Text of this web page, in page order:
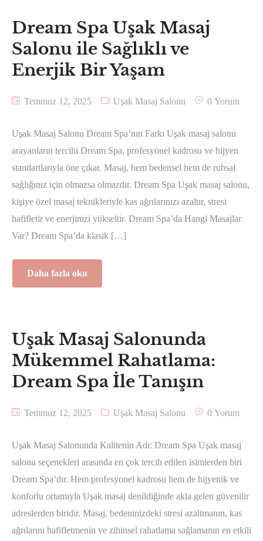
Dream Spa Uşak Masaj
Salonu ile Sağlıklı ve
Enerjik Bir Yaşam
Temmuz 12, 2025 Uşak Masaj Salonu 0 Yorum
Uşak Masaj Salonu Dream Spa’nın Farkı Uşak masaj salonu
arayanların tercihi Dream Spa, profesyonel kadrosu ve hijyen
standartlarıyla öne çıkar. Masaj, hem bedensel hem de ruhsal
sağlığınız için olmazsa olmazdır. Dream Spa Uşak masaj salonu,
kişiye özel masaj teknikleriyle kas ağrılarınızı azaltır, stresi
hafifletir ve enerjinizi yükseltir. Dream Spa’da Hangi Masajlar
Var? Dream Spa’da klasik […]
Daha fazla oku
Uşak Masaj Salonunda
Mükemmel Rahatlama:
Dream Spa İle Tanışın
Temmuz 12, 2025 Uşak Masaj Salonu 0 Yorum
Uşak Masaj Salonunda Kalitenin Adı: Dream Spa Uşak masaj
salonu seçenekleri arasında en çok tercih edilen isimlerden biri
Dream Spa’dır. Hem profesyonel kadrosu hem de hijyenik ve
konforlu ortamıyla Uşak masaj denildiğinde akla gelen güvenilir
adreslerden biridir. Masaj, bedeninizdeki stresi azaltmanın, kas
ağrılarını hafifletmenin ve zihinsel rahatlama sağlamanın en etkili